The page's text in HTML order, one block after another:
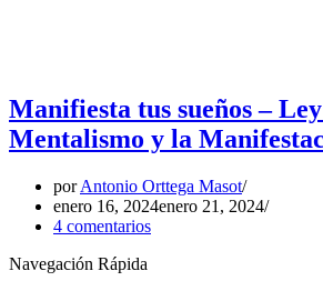
Manifiesta tus sueños –
Mentalismo y la
porAntonio Orttega Masot
enero 16, 2024enero 21, 2024
4 comentarios
Navegación Rápida